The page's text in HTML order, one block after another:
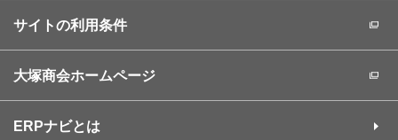
サイトの利用条件
大塚商会ホームページ
ERPナビとは